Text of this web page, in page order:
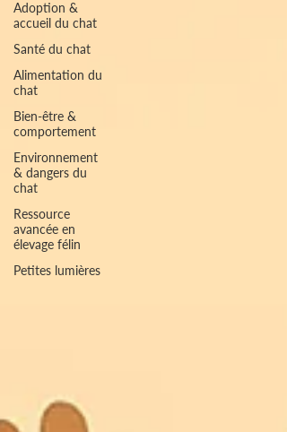
Adoption &
accueil du chat
Santé du chat
Alimentation du
chat
Bien-être &
comportement
Environnement
& dangers du
chat
Ressource
avancée en
élevage félin
Petites lumières